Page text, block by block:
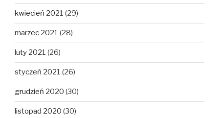
kwiecień 2021 (29)
marzec 2021 (28)
luty 2021 (26)
styczeń 2021 (26)
grudzień 2020 (30)
listopad 2020 (30)